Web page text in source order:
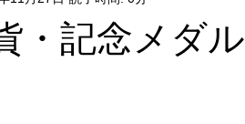
・記念メダル